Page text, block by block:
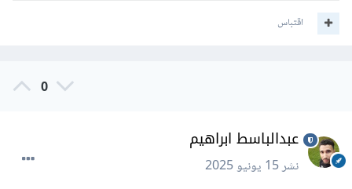
اقتباس
0
عبدالباسط ابراهيم
نشر15 يونيو 2025